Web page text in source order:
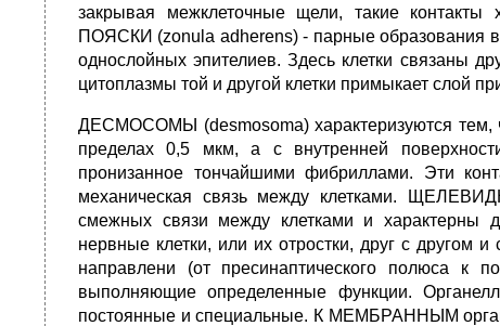
закрывая межклеточные щели, такие
ПОЯСКИ (zonula adherens) - парные образования в
однослойных эпителиев. Здесь клетки связаны
цитоплазмы той и другой клетки примыкает слой
ДЕСМОСОМЫ (desmosoma) характеризуются тем,
пределах 0,5 мкм, а с внутренней
пронизанное тончайшими фибриллами. Эти
механическая связь между клетками.
смежных связи между клетками и характерны
нервные клетки, или их отростки, друг с другом
направлени (от пресинаптического полюса к
выполняющие определенные функции.
постоянные и специальные. К МЕМБРАННЫМ